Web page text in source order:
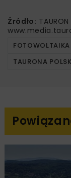
Źródło:
FOTOWOLTAIKA
TAURONA